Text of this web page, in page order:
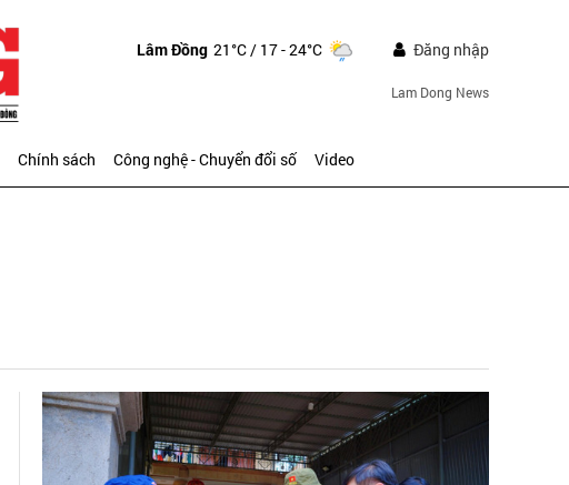
Lâm Đồng 21°C/ 17 - 24°C Đăng nhập
Lam Dong News
Chính sách Công nghệ - Chuyển đổi số Video